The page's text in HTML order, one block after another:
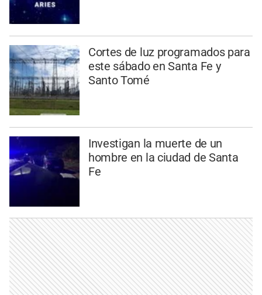
Cortes de luz programados para
este sábado en Santa Fe y
Santo Tomé
Investigan la muerte de un
hombre en la ciudad de Santa
Fe